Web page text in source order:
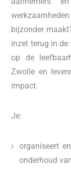
bijzonder
inzet terug in
op de
Zwolle en
impact.
Je:
organiseert
onderhoud